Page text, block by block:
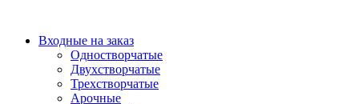
содержимому
Входные на заказ
Одностворчатые
Двухстворчатые
Трехстворчатые
Арочные